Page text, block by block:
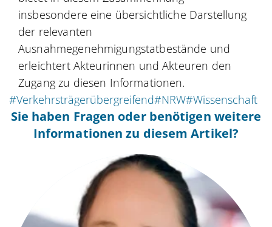
insbesondere eine übersichtliche Darstellung
der relevanten
Ausnahmegenehmigungstatbestände und
erleichtert Akteurinnen und Akteuren den
Zugang zu diesen Informationen.
#Verkehrsträgerübergreifend#NRW#Wissenschaft
Sie haben Fragen oder benötigen weitere
Informationen zu diesem Artikel?